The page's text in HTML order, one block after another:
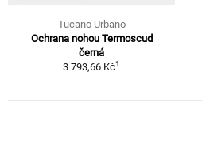
Tucano Urbano
Ochrana nohou Termoscud
černá
3 793,66 Kč1